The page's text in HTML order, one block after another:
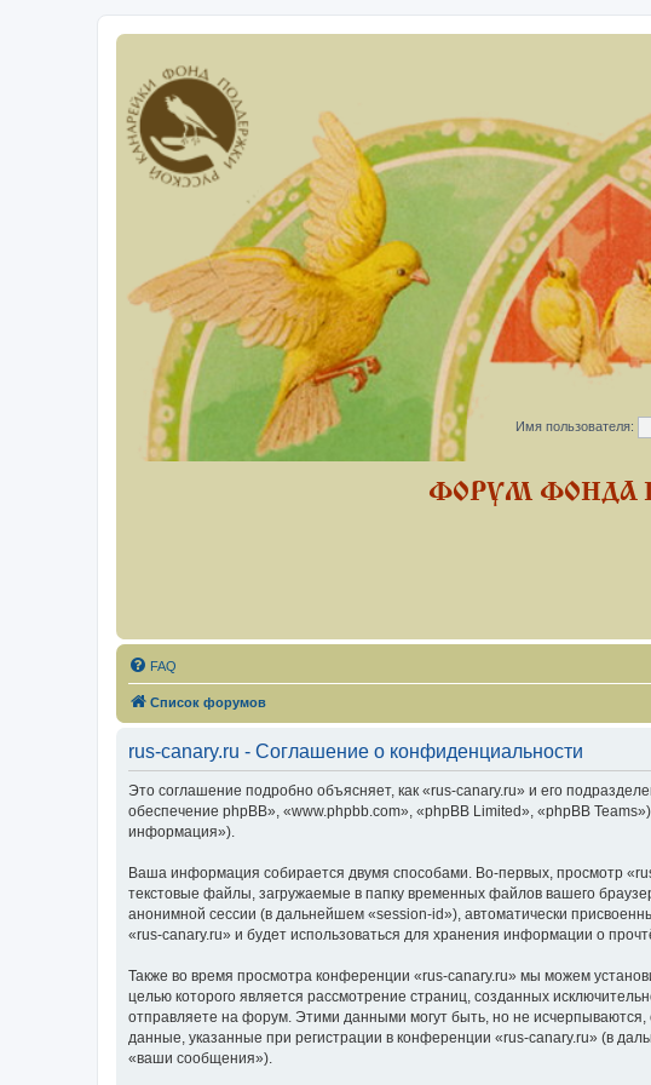
Имя пользователя:
ФОРУМ ФОНДА
FAQ
Список форумов
rus-canary.ru - Соглашение о конфиденциальности
Это соглашение подробно объясняет, как «rus-canary.ru» и его
обеспечение phpBB», «www.phpbb.com», «phpBB Limited», «phpBB
информация»).
Ваша информация собирается двумя способами. Во-первых, просмотр
текстовые файлы, загружаемые в папку временных файлов вашего
анонимной сессии (в дальнейшем «session-id»), автоматически
«rus-canary.ru» и будет использоваться для хранения информации о
Также во время просмотра конференции «rus-canary.ru» мы можем
целью которого является рассмотрение страниц, созданных
отправляете на форум. Этими данными могут быть, но не
данные, указанные при регистрации в конференции «rus-canary.ru» (в
«ваши сообщения»).